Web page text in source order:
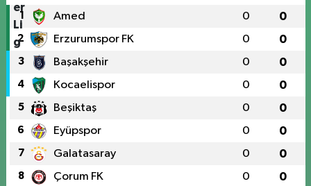
1 Amed 0 0
2 Erzurumspor FK 0 0
3 Başakşehir 0 0
4 Kocaelispor 0 0
5 Beşiktaş 0 0
6 Eyüpspor 0 0
7 Galatasaray 0 0
8 Çorum FK 0 0